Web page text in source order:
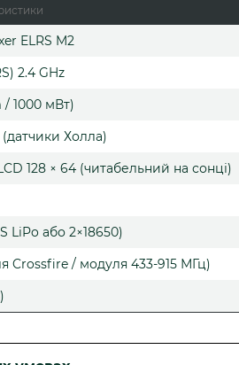
ELRS M2
2.4 GHz
/ 1000 мВт)
Холла)
128 × 64 (читабельний на сонці)
LiPo або 2×18650)
Crossfire / модуля 433-915 МГц)